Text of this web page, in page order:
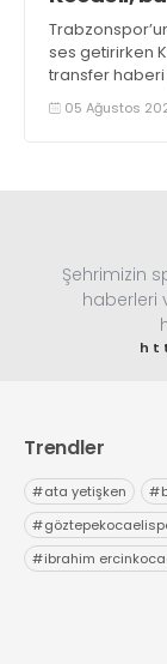
ses getirirken
transfer haberi
05 Ağustos
Şehrimizin
haberleri
Trendler
#ata yetişken #
#
#ibrahim